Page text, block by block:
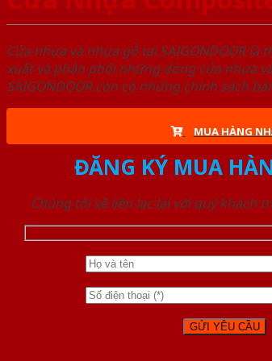
Cửa nhựa và nhựa gỗ tại SAIGONDOOR
xuất và phân phối những dòng cửa nhựa
SAIGONDOOR còn có những chính sách
MUA HÀNG
ĐĂNG KÝ MUA
Chúng tôi sẽ liên lạc lại với quý khách